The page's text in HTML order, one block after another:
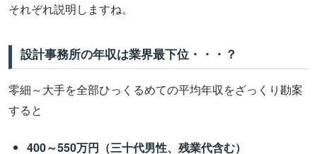
それぞれ説明しますね。
設計事務所の年収は業界最下位・・・？
零細～大手を全部ひっくるめての平均年収をざっくり勘案
すると
400～550万円（三十代男性、残業代含む）